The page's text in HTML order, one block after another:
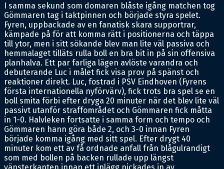
I samma sekund som domaren blåste igång matchen tog
Gömmaren tag i taktpinnen och började styra spelet.
Fyren, uppbackade av en fanatisk skara supportrar,
kämpade på för att komma rätt i positionerna och täppa
till ytor, men i sitt sökande blev man lite väl passiva och
hemmalaget tilläts rulla boll en bra bit in på sin offensiva
planhalva. Ett par farliga lägen avlöste varandra och
debuterande Luc i målet fick visa prov på spänst och
reaktioner direkt. Luc, fostrad i PSV Eindhoven (Fyrens
första internationella nyförvärv), fick trots bra spel se en
boll smita förbi efter dryga 20 minuter när det blev lite väl
passivt utanför straffområdet och Gömmaren fick måtta
in 1-0. Halvleken fortsatte i samma form och tempo och
Gömmaren hann göra både 2, och 3-0 innan Fyren
började komma igång med sitt spel. Efter drygt 40
minuter kom ett av få ordnade anfall från blågulrandigt
som med bollen på backen rullade upp längst
vänsterkanten innan ett inlägg nickades in av